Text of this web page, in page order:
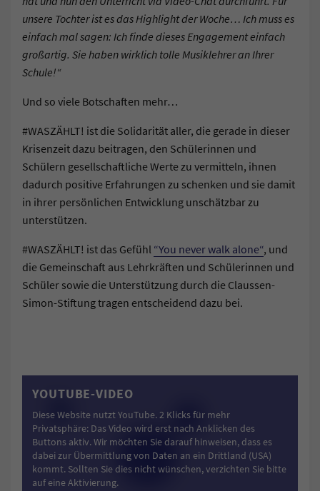
unsere Tochter ist es das Highlight der Woche… Ich muss es
einfach mal sagen: Ich finde dieses Engagement einfach
großartig. Sie haben wirklich tolle Musiklehrer an Ihrer
Schule!“
Und so viele Botschaften mehr…
#WASZÄHLT! ist die Solidarität aller, die gerade in dieser
Krisenzeit dazu beitragen, den Schülerinnen und
Schülern gesellschaftliche Werte zu vermitteln, ihnen
dadurch positive Erfahrungen zu schenken und sie damit
in ihrer persönlichen Entwicklung unschätzbar zu
unterstützen.
#WASZÄHLT! ist das Gefühl “You never walk alone“, und
die Gemeinschaft aus Lehrkräften und Schülerinnen und
Schüler sowie die Unterstützung durch die Claussen-
Simon-Stiftung tragen entscheidend dazu bei.
YOUTUBE-VIDEO
Diese Website nutzt YouTube. 2 Klicks für mehr
Privatsphäre: Das Video wird erst nach Anklicken des
Buttons aktiv. Wir möchten Sie darauf hinweisen, dass es
dabei zur Übermittlung von Daten an ein Drittland (USA)
kommt. Sollten Sie dies nicht wünschen, verzichten Sie bitte
auf eine Aktivierung.